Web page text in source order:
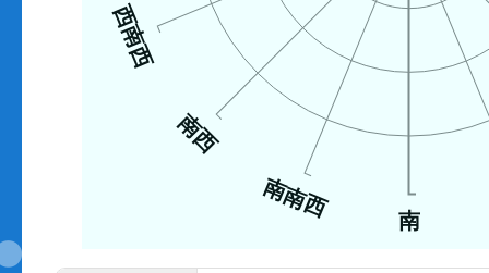
南
南南西
南西
西南西